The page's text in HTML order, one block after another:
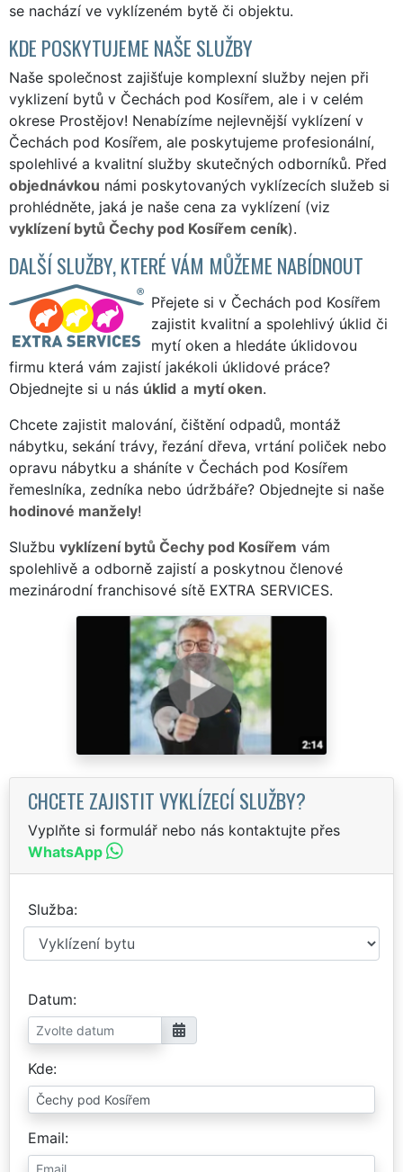
se nachází ve vyklízeném bytě či objektu.
KDE POSKYTUJEME NAŠE SLUŽBY
Naše společnost zajišťuje komplexní služby nejen při
vyklizení bytů v Čechách pod Kosířem, ale i v celém
okrese Prostějov! Nenabízíme nejlevnější vyklízení v
Čechách pod Kosířem, ale poskytujeme profesionální,
spolehlivé a kvalitní služby skutečných odborníků. Před
objednávkou námi poskytovaných vyklízecích služeb si
prohlédněte, jaká je naše cena za vyklízení (viz
vyklízení bytů Čechy pod Kosířem ceník).
DALŠÍ SLUŽBY, KTERÉ VÁM MŮŽEME NABÍDNOUT
Přejete si v Čechách pod Kosířem
zajistit kvalitní a spolehlivý úklid či
mytí oken a hledáte úklidovou
firmu která vám zajistí jakékoli úklidové práce?
Objednejte si u nás úklid a mytí oken.
Chcete zajistit malování, čištění odpadů, montáž
nábytku, sekání trávy, řezání dřeva, vrtání poliček nebo
opravu nábytku a sháníte v Čechách pod Kosířem
řemeslníka, zedníka nebo údržbáře? Objednejte si naše
hodinové manžely!
Službu vyklízení bytů Čechy pod Kosířem vám
spolehlivě a odborně zajistí a poskytnou členové
mezinárodní franchisové sítě EXTRA SERVICES.
CHCETE ZAJISTIT VYKLÍZECÍ SLUŽBY?
Vyplňte si formulář nebo nás kontaktujte přes
WhatsApp
Služba
Datum
Kde
Email